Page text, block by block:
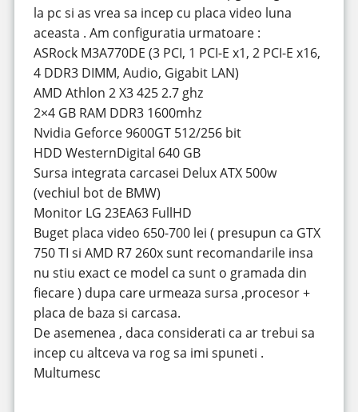
la pc si as vrea sa incep cu placa video luna
aceasta . Am configuratia urmatoare :
ASRock M3A770DE (3 PCI, 1 PCI-E x1, 2 PCI-E x16,
4 DDR3 DIMM, Audio, Gigabit LAN)
AMD Athlon 2 X3 425 2.7 ghz
2×4 GB RAM DDR3 1600mhz
Nvidia Geforce 9600GT 512/256 bit
HDD WesternDigital 640 GB
Sursa integrata carcasei Delux ATX 500w
(vechiul bot de BMW)
Monitor LG 23EA63 FullHD
Buget placa video 650-700 lei ( presupun ca GTX
750 TI si AMD R7 260x sunt recomandarile insa
nu stiu exact ce model ca sunt o gramada din
fiecare ) dupa care urmeaza sursa ,procesor +
placa de baza si carcasa.
De asemenea , daca considerati ca ar trebui sa
incep cu altceva va rog sa imi spuneti .
Multumesc